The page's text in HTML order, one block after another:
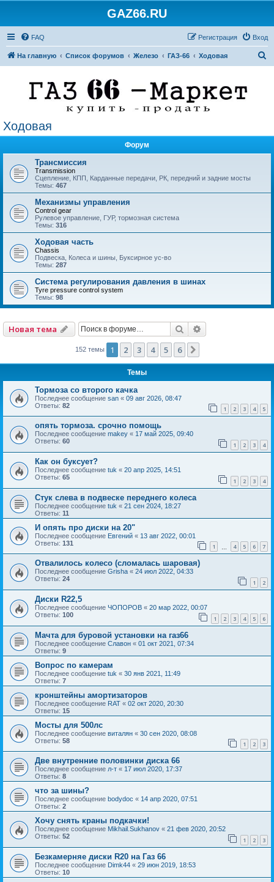
GAZ66.RU
FAQ Вход
Регистрация
На главную Список форумов Железо ГАЗ-66 Ходовая
Ходовая
Форум
Трансмиссия
Transmission
Сцепление, КПП, Карданные передачи, РК, передний и задние мосты
Темы: 467
Механизмы управления
Control gear
Рулевое управление, ГУР, тормозная система
Темы: 316
Ходовая часть
Chassis
Подвеска, Колеса и шины, Буксирное ус-во
Темы: 287
Система регулирования давления в шинах
Tyre pressure control system
Темы: 98
Новая тема Поиск
152 темы 1 2 3 4 5 6
Темы
Тормоза со второго качка
Последнее сообщение san « 09 авг 2026, 08:47
Ответы: 82 1 2 3 4 5
опять тормоза. срочно помощь
Последнее сообщение makey « 17 май 2025, 09:40
Ответы: 60 1 2 3 4
Как он буксует?
Последнее сообщение tuk « 20 апр 2025, 14:51
Ответы: 65 1 2 3 4
Стук слева в подвеске переднего колеса
Последнее сообщение tuk « 21 сен 2024, 18:27
Ответы: 11
И опять про диски на 20"
Последнее сообщение Евгений « 13 авг 2022, 00:01
Ответы: 131 1 4 5 6 7
Отвалилось колесо (сломалась шаровая)
Последнее сообщение Grisha « 24 июл 2022, 04:33
Ответы: 24 1 2
Диски R22,5
Последнее сообщение ЧОПОРОВ « 20 мар 2022, 00:07
Ответы: 100 1 2 3 4 5 6
Мачта для буровой установки на газ66
Последнее сообщение Славон « 01 окт 2021, 07:34
Ответы: 9
Вопрос по камерам
Последнее сообщение tuk « 30 янв 2021, 11:49
Ответы: 7
кронштейны амортизаторов
Последнее сообщение RAT « 02 окт 2020, 20:30
Ответы: 15
Мосты для 500лс
Последнее сообщение виталян « 30 сен 2020, 08:08
Ответы: 58 1 2 3
Две внутренние половинки диска 66
Последнее сообщение л-т « 17 июл 2020, 17:37
Ответы: 8
что за шины?
Последнее сообщение bodydoc « 14 апр 2020, 07:51
Ответы: 2
Хочу снять краны подкачки!
Последнее сообщение Mikhail.Sukhanov « 21 фев 2020, 20:52
Ответы: 52 1 2 3
Безкамерняе диски R20 на Газ 66
Последнее сообщение Dimk44 « 29 июн 2019, 18:53
Ответы: 10